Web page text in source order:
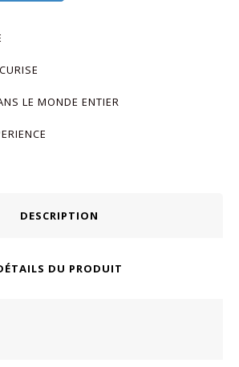
LE MONDE ENTIER
DESCRIPTION
DU PRODUIT